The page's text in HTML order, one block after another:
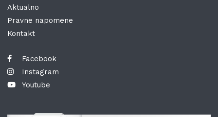
Aktualno
Pravne napomene
Kontakt
Facebook
Instagram
Youtube